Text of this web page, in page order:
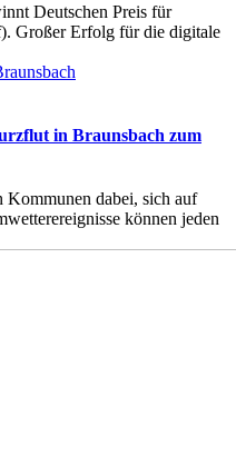
Deutschen Preis für
Großer Erfolg für die digitale
in Braunsbach zum
Kommunen dabei, sich auf
können jeden